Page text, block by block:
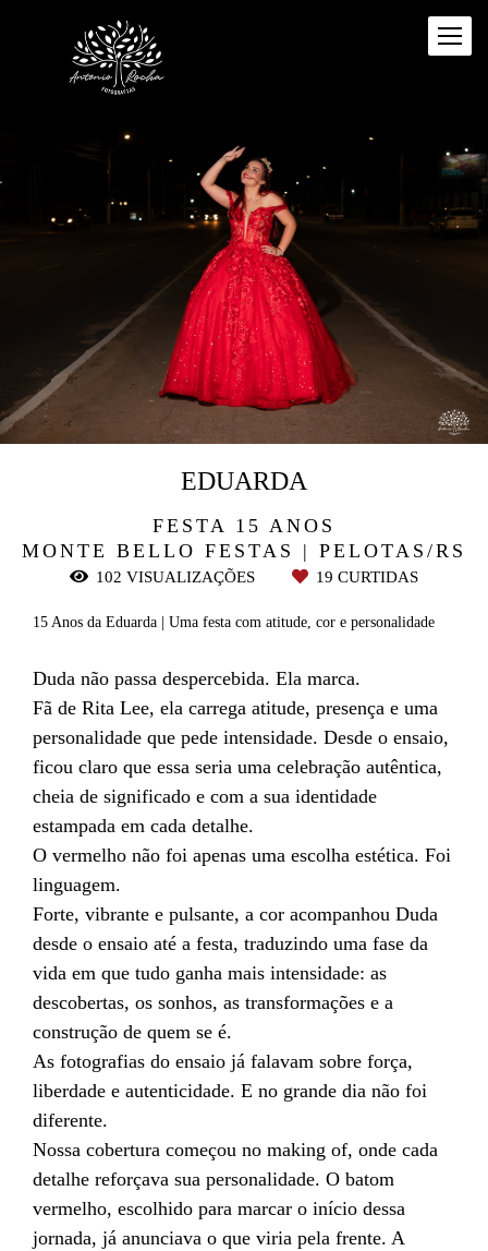
FESTA 15 ANOS
MONTE BELLO FESTAS | PELOTAS/RS
EDUARDA
102 VISUALIZAÇÕES 19 CURTIDAS
15 Anos da Eduarda | Uma festa com atitude, cor e personalidade
Duda não passa despercebida. Ela marca.
Fã de Rita Lee, ela carrega atitude, presença e uma
personalidade que pede intensidade. Desde o ensaio,
ficou claro que essa seria uma celebração autêntica,
cheia de significado e com a sua identidade
estampada em cada detalhe.
O vermelho não foi apenas uma escolha estética. Foi
linguagem.
Forte, vibrante e pulsante, a cor acompanhou Duda
desde o ensaio até a festa, traduzindo uma fase da
vida em que tudo ganha mais intensidade: as
descobertas, os sonhos, as transformações e a
construção de quem se é.
As fotografias do ensaio já falavam sobre força,
liberdade e autenticidade. E no grande dia não foi
diferente.
Nossa cobertura começou no making of, onde cada
detalhe reforçava sua personalidade. O batom
vermelho, escolhido para marcar o início dessa
jornada, já anunciava o que viria pela frente. A